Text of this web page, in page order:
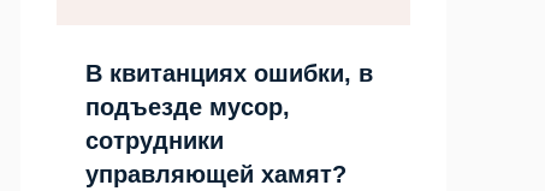
В квитанциях ошибки, в
подъезде мусор,
сотрудники
управляющей хамят?